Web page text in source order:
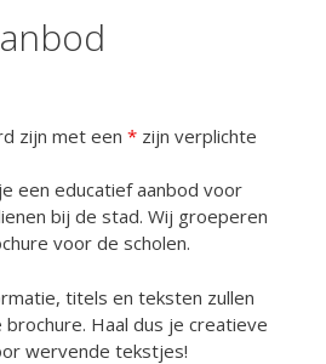
zijn met een * zijn verplichte
een educatief aanbod voor
bij de stad. Wij groeperen
voor de scholen.
titels en teksten zullen
Haal dus je creatieve
wervende tekstjes!